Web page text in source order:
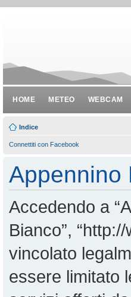
HOME METEO WEBCAM
Indice
Connettiti con Facebook
Appennino
Accedendo a
Bianco”,
vincolato
essere limitato